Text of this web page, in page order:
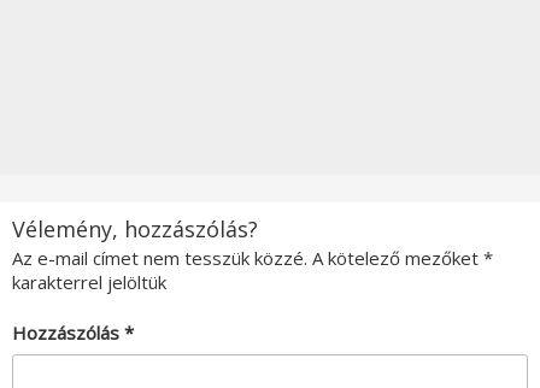
Vélemény, hozzászólás?
Az e-mail címet nem tesszük közzé. A kötelező mezőket *
karakterrel jelöltük
Hozzászólás *